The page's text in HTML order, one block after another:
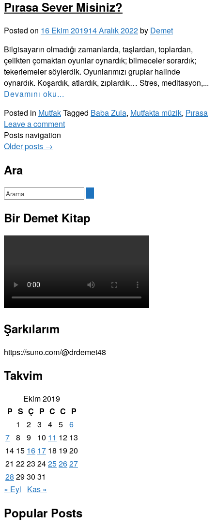
Pırasa Sever Misiniz?
Posted on 16 Ekim 201914 Aralık 2022by Demet
Bilgisayarın olmadığı zamanlarda, taşlardan, toplardan,
çelikten çomaktan oyunlar oynardık; bilmeceler sorardık;
tekerlemeler söylerdik. Oyunlarımızı gruplar halinde
oynardık. Koşardık, atlardık, zıplardık… Stres, meditasyon,...
Devamını oku...
Posted in MutfakTagged Baba Zula, Mutfakta müzik, Pırasa
Leave a comment
Posts navigation
Older posts →
Ara
Bir Demet Kitap
Şarkılarım
https://suno.com/@drdemet48
Takvim
Ekim 2019
P S Ç P C C P
1
2 3 4 5 6
7 8 9 10 11 12 13
14 15 16 17 18 1920
21 2223 24252627
28 2930 31
« Eyl
Kas »
Popular Posts